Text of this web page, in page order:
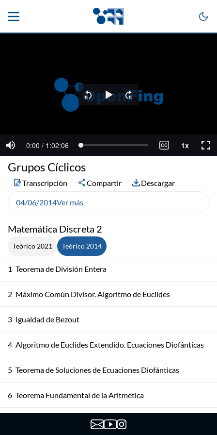
Matemática Discreta 2
Teórico 2021 Teórico 2014
1 Teorema de División Entera
2 Máximo Común Divisor. Algoritmo de Euclides
3 Igualdad de Bezout
4 Algoritmo de Euclides Extendido. Ecuaciones Diofánticas
5 Teorema de Soluciones de Ecuaciones Diofánticas
6 Teorema Fundamental de la Aritmética
Teorema Fundamental de la Aritmética. Algoritmos y
Grupos Cíclicos
Transcripción Compartir Descargar
04/06/2014Ver más